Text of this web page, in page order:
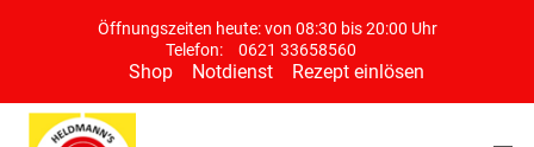
Öffnungszeiten heute: von 08:30 bis 20:00 Uhr
Telefon:
0621 33658560
Shop Notdienst Rezept einlösen